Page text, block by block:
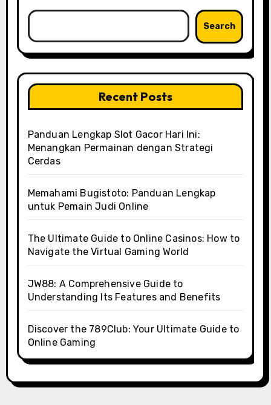
Search
Recent Posts
Panduan Lengkap Slot Gacor Hari Ini:
Menangkan Permainan dengan Strategi
Cerdas
Memahami Bugistoto: Panduan Lengkap
untuk Pemain Judi Online
The Ultimate Guide to Online Casinos: How to
Navigate the Virtual Gaming World
JW88: A Comprehensive Guide to
Understanding Its Features and Benefits
Discover the 789Club: Your Ultimate Guide to
Online Gaming